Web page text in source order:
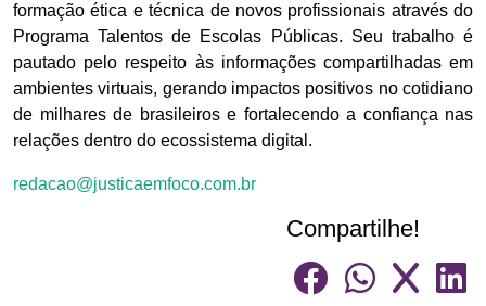
formação ética e técnica de novos profissionais através do
Programa Talentos de Escolas Públicas. Seu trabalho é
pautado pelo respeito às informações compartilhadas em
ambientes virtuais, gerando impactos positivos no cotidiano
de milhares de brasileiros e fortalecendo a confiança nas
relações dentro do ecossistema digital.
redacao@justicaemfoco.com.br
Compartilhe!